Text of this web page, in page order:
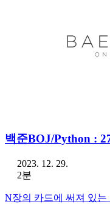
백준BOJ/Python :
2023. 12. 29.
2분
N장의 카드에 써져 있